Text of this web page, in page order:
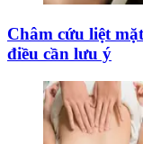
Châm cứu liệt
điều cần lưu ý